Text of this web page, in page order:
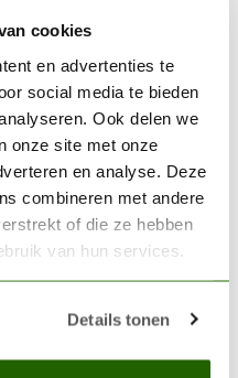
cookies
en advertenties te
social media te bieden
Ook delen we
onze site met onze
en analyse. Deze
combineren met andere
of die ze hebben
van hun services.
Details tonen
-
€9,21
Pipet
€2,69